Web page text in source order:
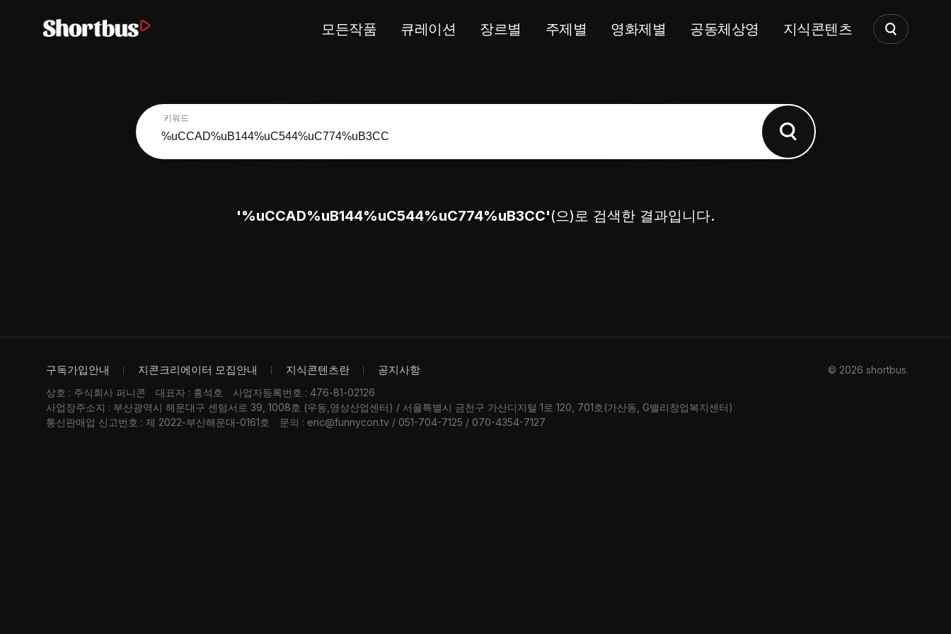
모든작품 큐레이션 장르별 주제별 영화제별 공동체상영 지식콘텐츠
키워드
'%uCCAD%uB144%uC544%uC774%uB3CC'(으)로 검색한 결과입니다.
구독가입안내 지콘크리에이터 모집안내 지식콘텐츠란 공지사항
상호 : 주식회사 퍼니콘 대표자 : 홍석호
사업자등록번호 : 476-81-02126
사업장주소지 : 부산광역시 해운대구 센텀서로 39, 1008호 (우동,영상산업센터) / 서울특별시 금천구 가산디지털 1로 120, 701호(가산동, G밸리창업복지센터)
통신판매업 신고번호 : 제 2022-부산해운대-0161호
문의 : eric@funnycon.tv / 051-704-7125 / 070-4354-7127
© 2026 shortbus.